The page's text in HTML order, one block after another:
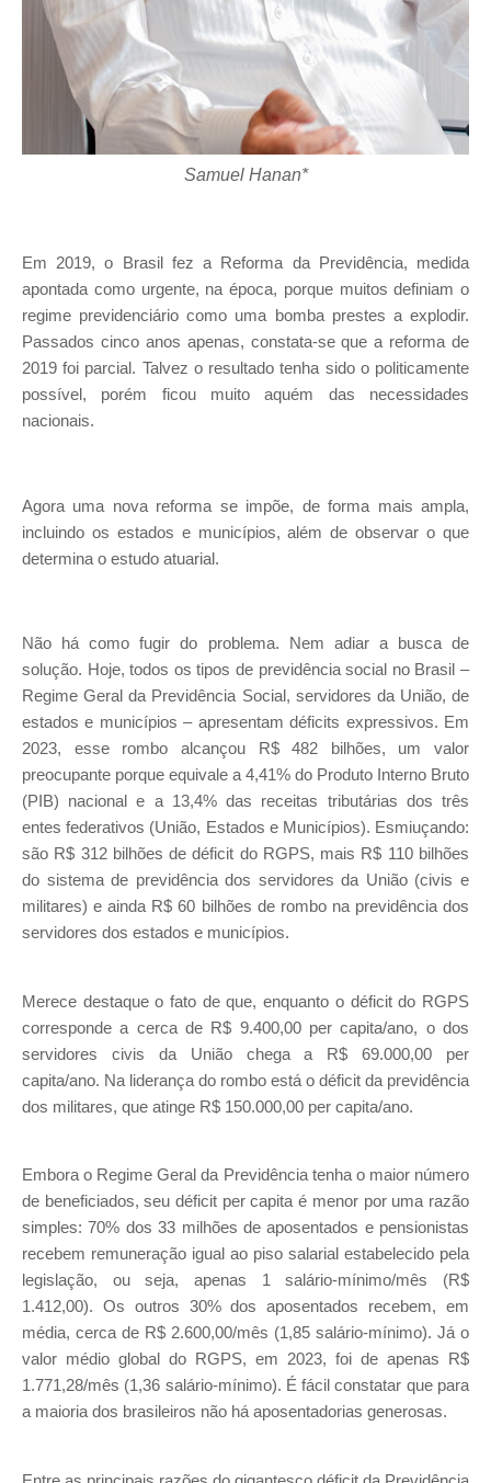
Samuel Hanan*
Em 2019, o Brasil fez a Reforma da Previdência, medida
apontada como urgente, na época, porque muitos definiam o
regime previdenciário como uma bomba prestes a explodir.
Passados cinco anos apenas, constata-se que a reforma de
2019 foi parcial. Talvez o resultado tenha sido o politicamente
possível, porém ficou muito aquém das necessidades
nacionais.
Agora uma nova reforma se impõe, de forma mais ampla,
incluindo os estados e municípios, além de observar o que
determina o estudo atuarial.
Não há como fugir do problema. Nem adiar a busca de
solução. Hoje, todos os tipos de previdência social no Brasil –
Regime Geral da Previdência Social, servidores da União, de
estados e municípios – apresentam déficits expressivos. Em
2023, esse rombo alcançou R$ 482 bilhões, um valor
preocupante porque equivale a 4,41% do Produto Interno Bruto
(PIB) nacional e a 13,4% das receitas tributárias dos três
entes federativos (União, Estados e Municípios). Esmiuçando:
são R$ 312 bilhões de déficit do RGPS, mais R$ 110 bilhões
do sistema de previdência dos servidores da União (civis e
militares) e ainda R$ 60 bilhões de rombo na previdência dos
servidores dos estados e municípios.
Merece destaque o fato de que, enquanto o déficit do RGPS
corresponde a cerca de R$ 9.400,00 per capita/ano, o dos
servidores civis da União chega a R$ 69.000,00 per
capita/ano. Na liderança do rombo está o déficit da previdência
dos militares, que atinge R$ 150.000,00 per capita/ano.
Embora o Regime Geral da Previdência tenha o maior número
de beneficiados, seu déficit per capita é menor por uma razão
simples: 70% dos 33 milhões de aposentados e pensionistas
recebem remuneração igual ao piso salarial estabelecido pela
legislação, ou seja, apenas 1 salário-mínimo/mês (R$
1.412,00). Os outros 30% dos aposentados recebem, em
média, cerca de R$ 2.600,00/mês (1,85 salário-mínimo). Já o
valor médio global do RGPS, em 2023, foi de apenas R$
1.771,28/mês (1,36 salário-mínimo). É fácil constatar que para
a maioria dos brasileiros não há aposentadorias generosas.